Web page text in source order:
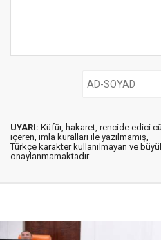
UYARI: Küfür, hakaret, rencide edici
içeren, imla kuralları ile yazılmamış,
Türkçe karakter kullanılmayan ve
onaylanmamaktadır.